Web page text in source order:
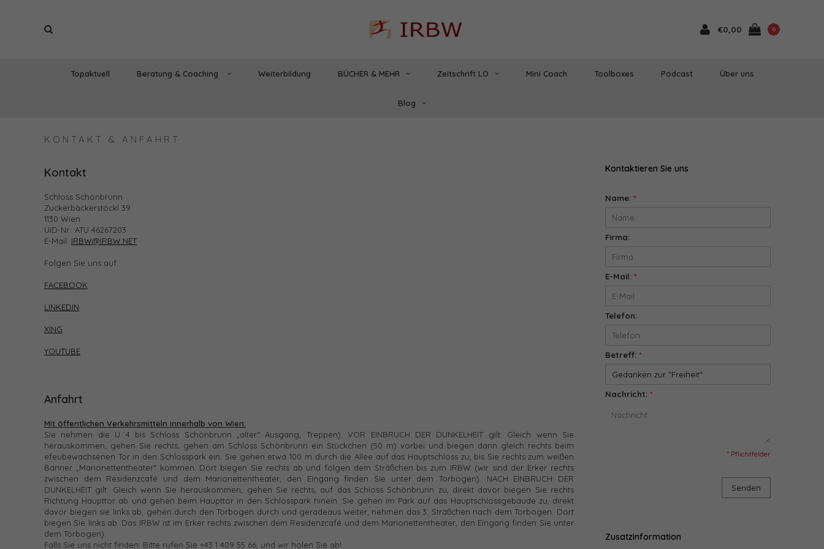
€0,00 0
Topaktuell Beratung & Coaching Weiterbildung BÜCHER & MEHR Zeitschrift LO Mini Coach Toolboxes Podcast Über uns
Blog
KONTAKT & ANFAHRT
Kontakt
Schloss Schönbrunn
Zuckerbäckerstöckl 39
1130 Wien
UID-Nr.: ATU 46267203
E-Mail: IRBW@IRBW.NET
Folgen Sie uns auf:
FACEBOOK
LINKEDIN
XING
YOUTUBE
Anfahrt
Mit öffentlichen Verkehrsmitteln innerhalb von Wien:
Sie nehmen die U 4 bis Schloss Schönbrunn „alter“ Ausgang, Treppen). VOR EINBRUCH DER DUNKELHEIT gilt: Gleich wenn Sie
herauskommen, gehen Sie rechts, gehen am Schloss Schönbrunn ein Stückchen (50 m) vorbei und biegen dann gleich rechts beim
efeubewachsenen Tor in den Schlosspark ein. Sie gehen etwa 100 m durch die Allee auf das Hauptschloss zu, bis Sie rechts zum weißen
Banner „Marionettentheater“ kommen. Dort biegen Sie rechts ab und folgen dem Sträßchen bis zum IRBW (wir sind der Erker rechts
zwischen dem Residenzcafé und dem Marionettentheater, den Eingang finden Sie unter dem Torbogen). NACH EINBRUCH DER
DUNKELHEIT gilt: Gleich wenn Sie herauskommen, gehen Sie rechts, auf das Schloss Schönbrunn zu, direkt davor biegen Sie rechts
Richtung Haupttor ab und gehen beim Haupttor in den Schlosspark hinein. Sie gehen im Park auf das Hauptschlossgebäude zu, direkt
davor biegen sie links ab, gehen durch den Torbogen durch und geradeaus weiter, nehmen das 3. Sträßchen nach dem Torbogen. Dort
biegen Sie links ab. Das IRBW ist im Erker rechts zwischen dem Residenzcafé und dem Marionettentheater, den Eingang finden Sie unter
dem Torbogen).
Falls Sie uns nicht finden: Bitte rufen Sie +43 1 409 55 66, und wir holen Sie ab!
Kontaktieren Sie uns
Name: *
Firma:
E-Mail: *
Telefon:
Betreff: *
Nachricht: *
* Pflichtfelder
Senden
Zusatzinformation